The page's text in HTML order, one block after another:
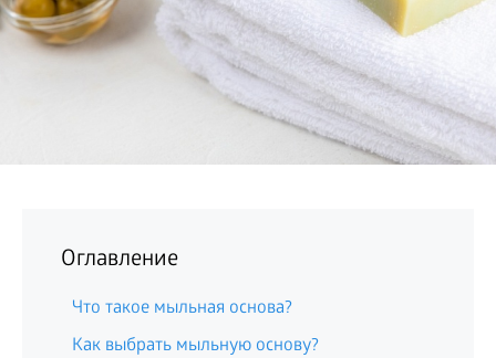
Оглавление
Что такое мыльная основа?
Как выбрать мыльную основу?